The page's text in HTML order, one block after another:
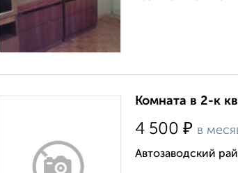
Комната в 2-к
4 500 ₽ в
Автозаводский